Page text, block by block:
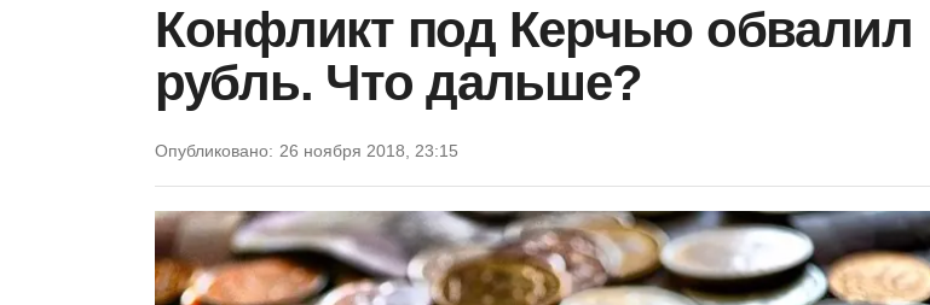
Конфликт под Керчью обвалил
рубль. Что дальше?
Опубликовано: 26 ноября 2018, 23:15